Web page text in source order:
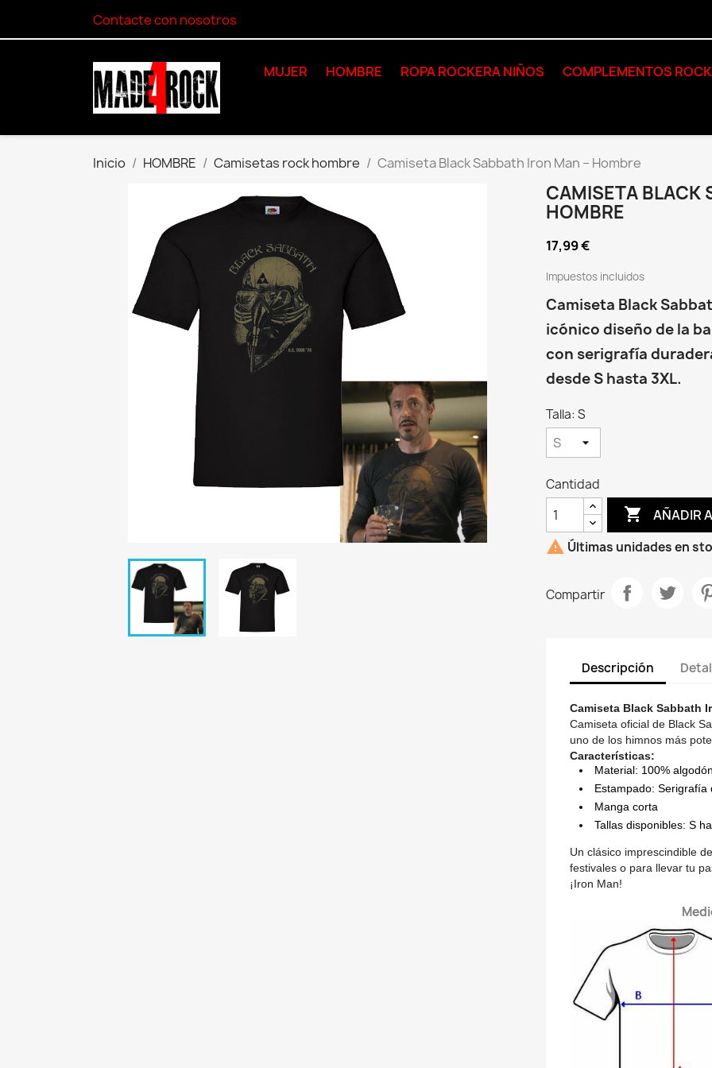
Contacte con nosotros
MUJER HOMBRE ROPA ROCKERA NIÑOS COMPLEMENTOS
Inicio HOMBRE Camisetas rock hombre Camiseta Black Sabbath Iron Man – Hombre
CAMISETA BLACK
HOMBRE
17,99 €
Impuestos incluidos
Camiseta Black
icónico diseño de la
con serigrafía
desde S hasta 3XL.
Talla: S
Cantidad
 AÑADIR
 Últimas unidades en
Compartir
Descripción
Camiseta Black Sabbath
Camiseta oficial de Black
uno de los himnos más
Características:
Material: 100% algodón
Estampado: Serigrafía
Manga corta
Tallas disponibles: S
Un clásico imprescindible
festivales o para llevar tu
¡Iron Man!